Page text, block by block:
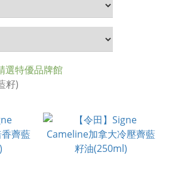
選特優品牌館
籽)